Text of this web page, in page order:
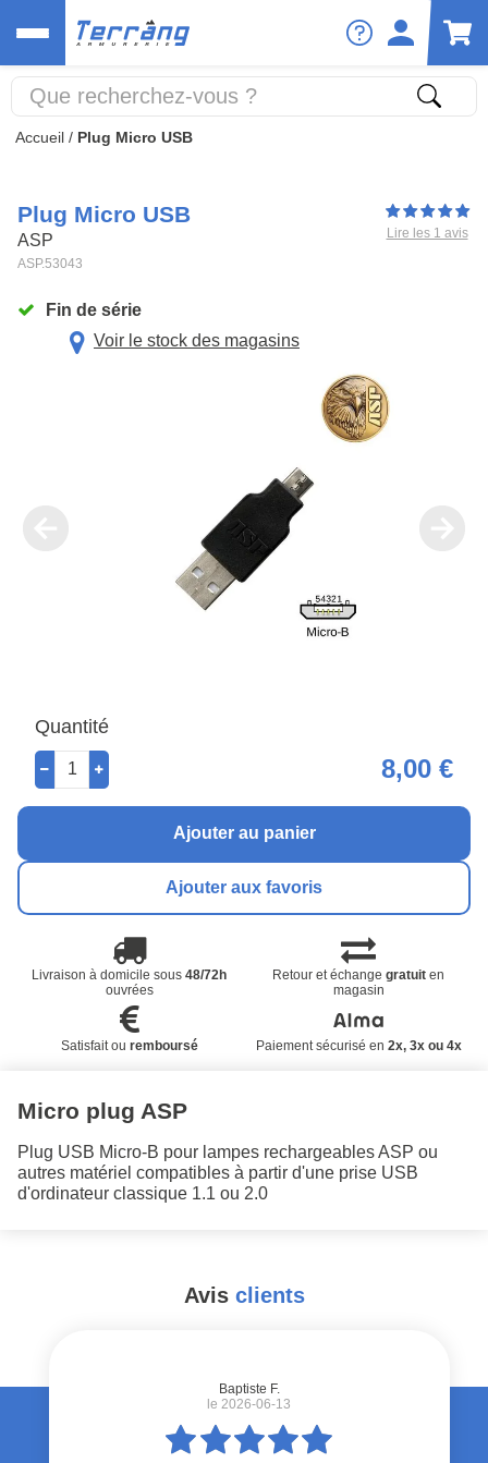
Accueil / Plug Micro USB
Plug Micro USB
ASP
ASP.53043
Lire les 1 avis
Fin de série
Voir le stock des magasins
Quantité
8,00 €
Ajouter au panier
Ajouter aux favoris
Livraison à domicile sous48/72h
ouvrées
Retour et échangegratuit en
magasin
Satisfait ou remboursé Paiement sécurisé en 2x, 3x ou 4x
Micro plug ASP
Plug USB Micro-B pour lampes rechargeables ASP ou
autres matériel compatibles à partir d'une prise USB
d'ordinateur classique 1.1 ou 2.0
Avis clients
Baptiste F.
le 2026-06-13